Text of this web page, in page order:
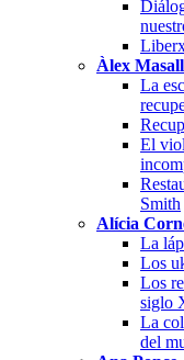
Àlex
La
El
Smith
Alícia
La
Los
Los
siglo
La
del